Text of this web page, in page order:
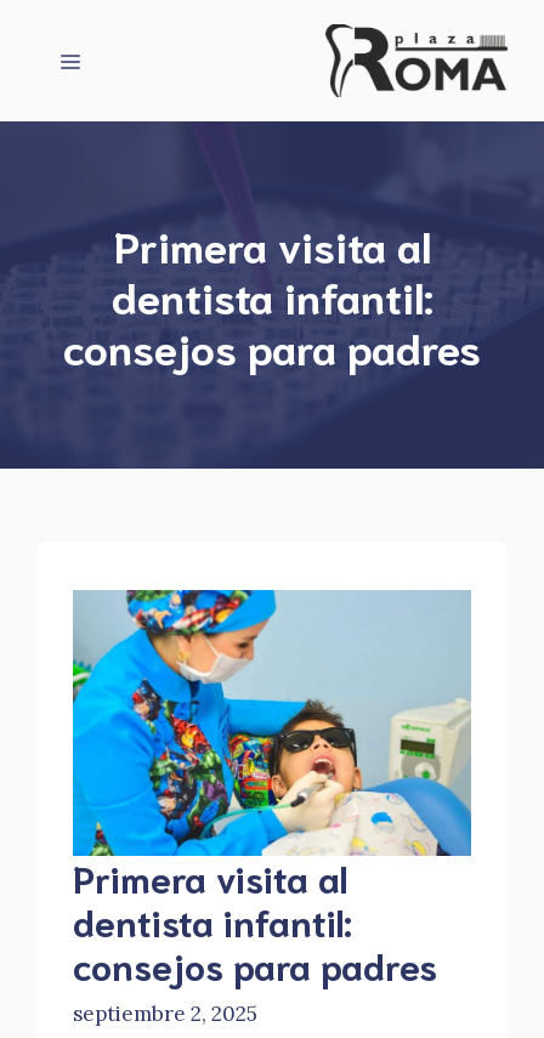
contenido
Menú
Primera visita al
dentista infantil:
consejos para padres
Primera visita al
dentista infantil:
consejos para padres
septiembre 2, 2025